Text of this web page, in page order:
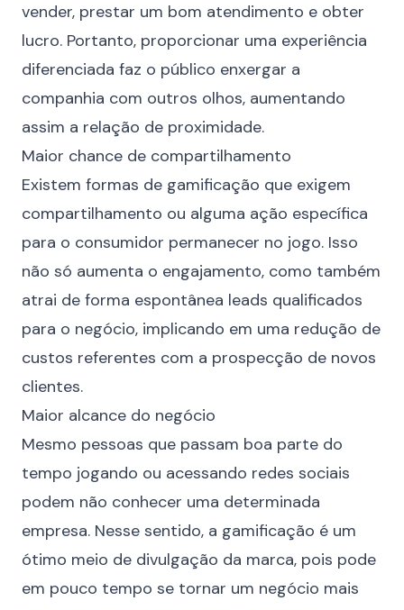
vender, prestar um bom atendimento e obter
lucro. Portanto, proporcionar uma experiência
diferenciada faz o público enxergar a
companhia com outros olhos, aumentando
assim a relação de proximidade.
Maior chance de compartilhamento
Existem formas de gamificação que exigem
compartilhamento ou alguma ação específica
para o consumidor permanecer no jogo. Isso
não só aumenta o engajamento, como também
atrai de forma espontânea leads qualificados
para o negócio, implicando em uma redução de
custos referentes com a prospecção de novos
clientes.
Maior alcance do negócio
Mesmo pessoas que passam boa parte do
tempo jogando ou acessando redes sociais
podem não conhecer uma determinada
empresa. Nesse sentido, a gamificação é um
ótimo meio de divulgação da marca, pois pode
em pouco tempo se tornar um negócio mais